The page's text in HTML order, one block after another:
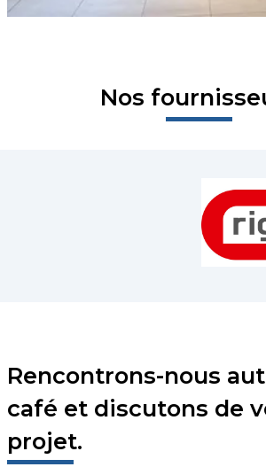
Nos
Rencontrons-nous
café et discutons de
projet.